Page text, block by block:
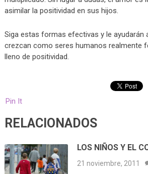
asimilar la positividad en sus hijos.
Siga estas formas efectivas y le ayudarán
crezcan como seres humanos realmente
lleno de positividad.
Pin It
RELACIONADOS
LOS NIÑOS Y EL
21 noviembre, 2011